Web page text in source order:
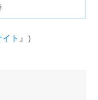
ト 』）